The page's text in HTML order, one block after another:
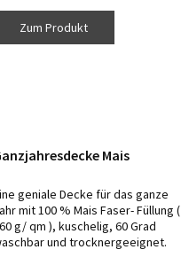
Zum Produkt
Mais
geniale Decke für das ganze
mit 100 % Mais Faser- Füllung (
g/ qm ), kuschelig, 60 Grad
und trocknergeeignet.